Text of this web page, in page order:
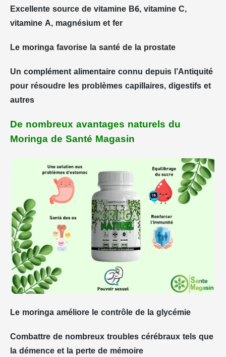
Excellente source de vitamine B6, vitamine C,
vitamine A, magnésium et fer
Le moringa favorise la santé de la prostate
Un complément alimentaire connu depuis l’Antiquité
pour résoudre les problèmes capillaires, digestifs et
autres
De nombreux avantages naturels du
Moringa de Santé Magasin
Le moringa améliore le contrôle de la glycémie
Combattre de nombreux troubles cérébraux tels que
la démence et la perte de mémoire